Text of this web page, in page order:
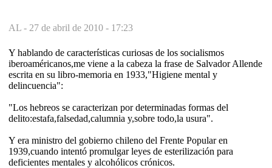
AL - 27 de abril de 2010 - 17:23
Y hablando de características curiosas de los socialismos
iberoaméricanos,me viene a la cabeza la frase de Salvador Allende
escrita en su libro-memoria en 1933,"Higiene mental y
delincuencia":
"Los hebreos se caracterizan por determinadas formas del
delito:estafa,falsedad,calumnia y,sobre todo,la usura".
Y era ministro del gobierno chileno del Frente Popular en
1939,cuando intentó promulgar leyes de esterilización para
deficientes mentales y alcohólicos crónicos.